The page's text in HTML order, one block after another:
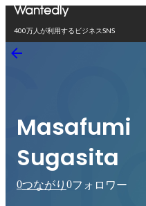
400万人が利用するビジネスSNS
Masafumi
Sugasita
0つながり 0フォロワー